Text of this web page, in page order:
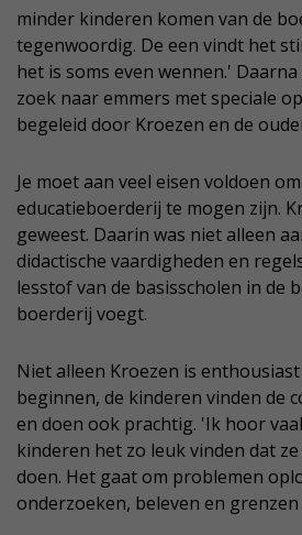
minder kinderen komen van de
tegenwoordig. De een vindt het
het is soms even wennen.'
zoek naar emmers met speciale
begeleid door Kroezen en de
Je moet aan veel eisen voldoen
educatieboerderij te mogen zijn.
geweest. Daarin was niet alleen
didactische vaardigheden en
lesstof van de basisscholen in de
boerderij voegt.
Niet alleen Kroezen is
beginnen, de kinderen vinden de
en doen ook prachtig. 'Ik hoor
kinderen het zo leuk vinden dat
doen. Het gaat om problemen
onderzoeken, beleven en